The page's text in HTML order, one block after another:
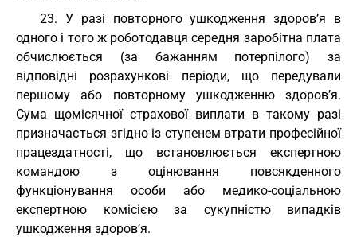
23. У разі повторного ушкодження здоров’я в
одного і того ж роботодавця середня заробітна плата
обчислюється (за бажанням потерпілого) за
відповідні розрахункові періоди, що передували
першому або повторному ушкодженню здоров’я.
Сума щомісячної страхової виплати в такому разі
призначається згідно із ступенем втрати професійної
працездатності, що встановлюється експертною
командою з оцінювання повсякденного
функціонування особи або медико-соціальною
експертною комісією за сукупністю випадків
ушкодження здоров’я.